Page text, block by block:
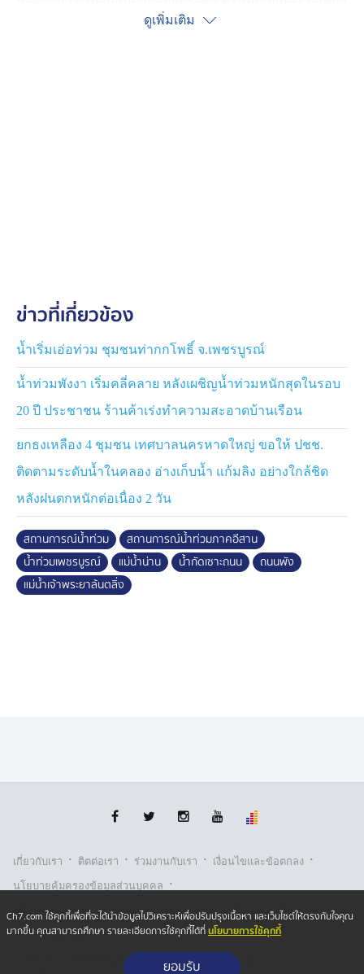
ของหนู กันน้ำได้ล้านเปอร์เซ็นต์นะคะ แช่น้ำสองวันยังเดิน
นอกจากนนี้มีเหตุสลดเกิดขึ้น หลังจากทางอาสาสมัครกู้ภัย
อายุ 19 ปี พายอออกเรือออกไปหาปลาแล้วสูญหาย ตั้งแต่คืน
วันที่ 2 กันยายน ในพื้นที่หมู่ 9 ตำบลหนองไขว่ อำเภอ
หล่มสัก
เมื่อวานนี้ทางอาสาสมัครกู้ภัยระดมกำลังค้นหาอย่างต่อ
เนื่อง กระทั่งเวลา 15.30 น. พบผู้สูญหายจมน้ำเสียชีวิต
ท่ามกลางความโศกเศร้าของครอบครัว
แม้สถานการณ์น้ำท่วมในอำเภอหล่มสักจะคลี่คลายแล้ว แต่
ที่ต้องจับตาพื้นที่ต่อไป คือ มวลน้ำก้อนนี้จะไหลเข้าท่วมใน
พื้นที่เศรษฐกิจอำเภอเมืองเพชรบูรณ์หรือไม่
จากการลงพื้นที่มาสำรวจของทีมข่าว 7HD พบว่า ระดับน้ำ
เมตร เจ้าหน้าที่ต้องปิดเส้นทางสัญจรชั่วคราว
นายวันจักรี กลิ่นแย้ม ผู้ใหญ่บ้าน หมู่ 9 บ้านวังตาบัว บอกว่า
น่านขึ้นสูงต่อเนื่อง ส่วนถนนคอนกรีตที่พังล่าสุด นับเป็นถนน
เส้นที่ 3 แล้วที่ถูกน้ำเซาะพังในปีนี้
น้ำเหนือถึง จ.พระนครศรีอยุธยา ชาวบ้านรับผลกระทบ
ขยับลงพื้นที่ภาคกลาง อย่าง จ.พระนครศรีอยุธยา ระดับน้ำ
เจ้าพระยาสูงขึ้นอย่างต่อเนื่องล้นตลิ่งเอ่อท่วมบ้านเรือน
ดูเพิ่มเติม
ข่าวที่เกี่ยวข้อง
น้ำเริ่มเอ่อท่วม ชุมชนท่ากกโพธิ์ จ.เพชรบูรณ์
น้ำท่วมพังงา เริ่มคลี่คลาย หลังเผชิญน้ำท่วมหนักสุดในรอบ
20 ปี ประชาชน ร้านค้าเร่งทำความสะอาดบ้านเรือน
ยกธงเหลือง 4 ชุมชน เทศบาลนครหาดใหญ่ ขอให้ ปชช.
ติดตามระดับน้ำในคลอง อ่างเก็บน้ำ แก้มลิง อย่างใกล้ชิด
หลังฝนตกหนักต่อเนื่อง 2 วัน
สถานการณ์น้ำท่วม
สถานการณ์น้ำท่วมภาคอีสาน
น้ำท่วมเพชรบูรณ์
แม่น้ำน่าน น้ำกัดเซาะถนน
ถนนพัง
แม่น้ำเจ้าพระยาล้นตลิ่ง
เกี่ยวกับเรา · ติตต่อเรา · ร่วมงานกับเรา · เงื่อนไขและข้อตกลง ·
นโยบายคุ้มครองข้อมูลส่วนบุคคล ·
นโยบายคุ้มครองข้อมูลส่วนบุคคล (ออนไลน์) · นโยบายคุกกี้ ·
รับเรื่องร้องเรียน
Copyright © 2026 Bangkok Broadcasting & T.V. Co.,Ltd.
Ch7.com ใช้คุกกี้เพื่อที่จะได้นำข้อมูลไปวิเคราะห์เพื่อปรับปรุงเนื้อหา และเว็บไซต์ให้ตรงกับใจคุณ
มากขึ้น คุณสามารถศึกษา รายละเอียดการใช้คุกกี้ได้ที่นโยบายการใช้คุกกี้
ยอมรับ